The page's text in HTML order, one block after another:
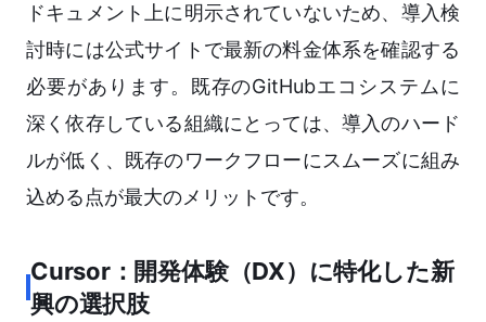
ドキュメント上に明示されていないため、導入検
討時には公式サイトで最新の料金体系を確認する
必要があります。既存のGitHubエコシステムに
深く依存している組織にとっては、導入のハード
ルが低く、既存のワークフローにスムーズに組み
込める点が最大のメリットです。
Cursor：開発体験（DX）に特化した新
興の選択肢